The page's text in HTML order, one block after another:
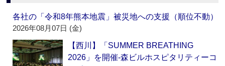
各社の「令和8年熊本地震」被災地への支援（順位不動）
2026年08月07日 (金)
【西川】「SUMMER BREATHING
2026」を開催‐森ビルホスピタリティーコ